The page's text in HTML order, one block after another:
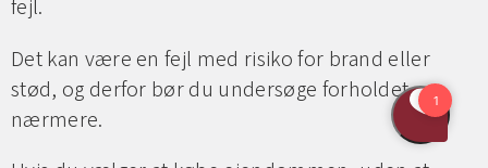
Det kan være en fejl med risiko for brand eller
stød, og derfor bør du undersøge forholdet
nærmere.